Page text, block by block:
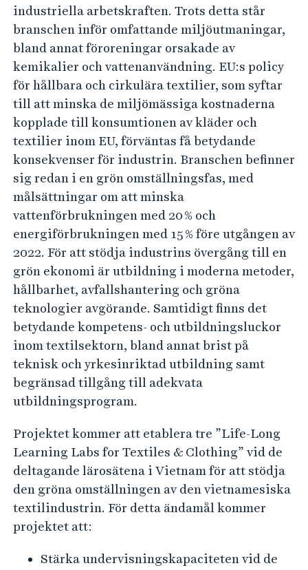
industriella arbetskraften. Trots detta står
branschen inför omfattande miljöutmaningar,
bland annat föroreningar orsakade av
kemikalier och vattenanvändning. EU:s policy
för hållbara och cirkulära textilier, som syftar
till att minska de miljömässiga kostnaderna
kopplade till konsumtionen av kläder och
textilier inom EU, förväntas få betydande
konsekvenser för industrin. Branschen befinner
sig redan i en grön omställningsfas, med
målsättningar om att minska
vattenförbrukningen med 20 % och
energiförbrukningen med 15 % före utgången av
2022. För att stödja industrins övergång till en
grön ekonomi är utbildning i moderna metoder,
hållbarhet, avfallshantering och gröna
teknologier avgörande. Samtidigt finns det
betydande kompetens- och utbildningsluckor
inom textilsektorn, bland annat brist på
teknisk och yrkesinriktad utbildning samt
begränsad tillgång till adekvata
utbildningsprogram.
Projektet kommer att etablera tre ”Life-Long
Learning Labs for Textiles & Clothing” vid de
deltagande lärosätena i Vietnam för att stödja
den gröna omställningen av den vietnamesiska
textilindustrin. För detta ändamål kommer
projektet att:
Stärka undervisningskapaciteten vid de